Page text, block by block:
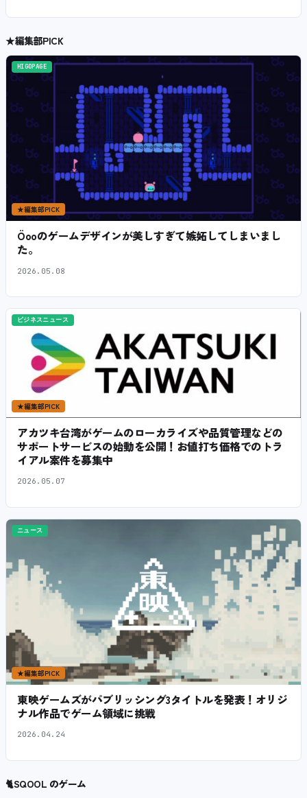
★編集部PICK
HIGOPAGE
★編集部PICK
Öooのゲームデザインが美しすぎて嫉妬してしまいまし
た。
2026.05.08
ビジネスニュース
★編集部PICK
アカツキ台湾がゲームのローカライズや品質管理などの
サポートサービスの始動を公開！お値打ち価格でのトラ
イアル案件を募集中
2026.05.07
ニュース
★編集部PICK
東映ゲームズがパブリッシング3タイトルを発表！オリジ
ナル作品でゲーム領域に挑戦
2026.04.24
🐈SQOOL のゲーム